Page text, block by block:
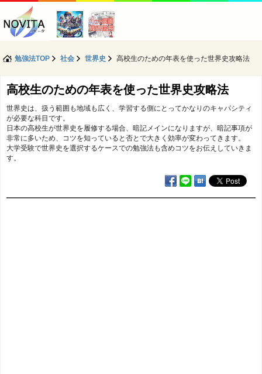
勉強法TOP 社会 世界史 高校生のための年表を使った世界史攻略法
高校生のための年表を使った世界史攻略法
世界史は、扱う範囲も地域も広く、学習する側にとってかなりのキャパシティ
が必要な科目です。
日本の高校生が世界史を履修する場合、暗記メインになりますが、暗記事項が
非常に多いため、コツを知っていると否とで大きく効率が変わってきます。
大学受験で世界史を選択するケースでの勉強法も含めコツをお伝えしていきま
す。